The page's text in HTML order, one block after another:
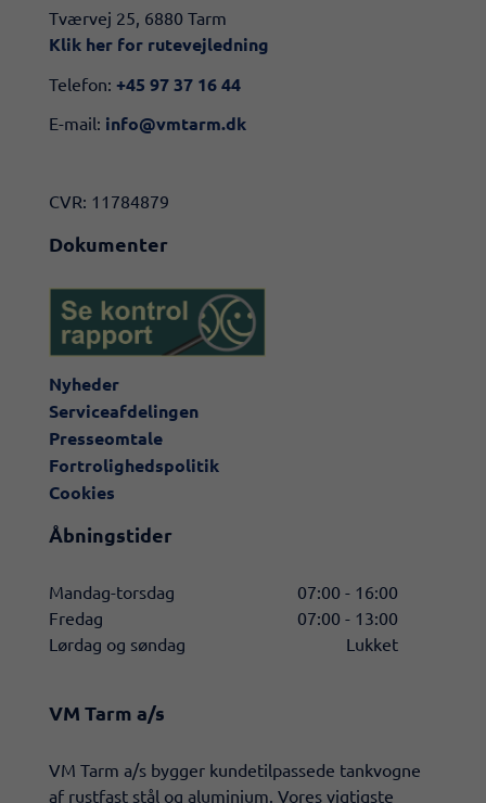
​​Tværvej 25, 6880 Tarm
Klik her for rutevejledning​
Telefon: +45 97 37 16 44
E-mail: info@vmtarm.dk
CVR: 11784879
Dokumenter
Nyheder
Serviceafdelingen
Presseomtale
Fortrolighedspolitik
Cookies
Åbningstider
Mandag-torsdag
07:00 - 16:00
Fredag
07:00 - 13:00
Lørdag og søndag
Lukket
VM Tarm a/s
​VM Tarm a/s bygger kundetilpassede tankvogne
af rustfast stål og aluminium. Vores vigtigste